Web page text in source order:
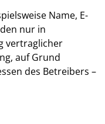
Name, E-
nur in
vertraglicher
auf Grund
des Betreibers –